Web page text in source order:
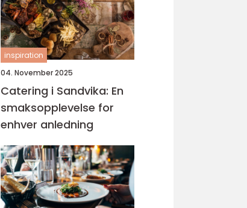
inspiration
04. November 2025
Catering i Sandvika: En
smaksopplevelse for
enhver anledning